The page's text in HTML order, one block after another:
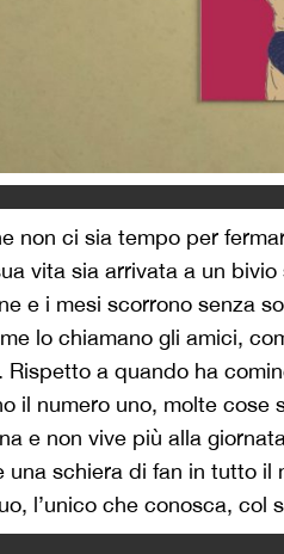
non ci sia tempo per
vita sia arrivata a un
e i mesi scorrono senza
lo chiamano gli amici,
Rispetto a quando ha
il numero uno, molte cose
e non vive più alla
una schiera di fan in tutto il
l’unico che conosca, col